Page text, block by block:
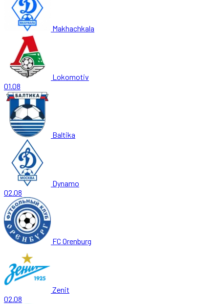
Makhachkala
Lokomotiv
01.08
Baltika
Dynamo
02.08
FC Orenburg
Zenit
02.08